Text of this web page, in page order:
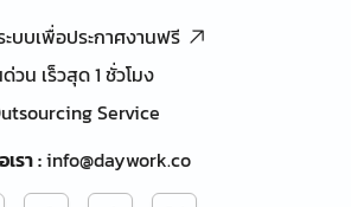
ะบบเพื่อประกาศงานฟรี
วน เร็วสุด 1 ชั่วโมง
Service
รา:info@daywork.co